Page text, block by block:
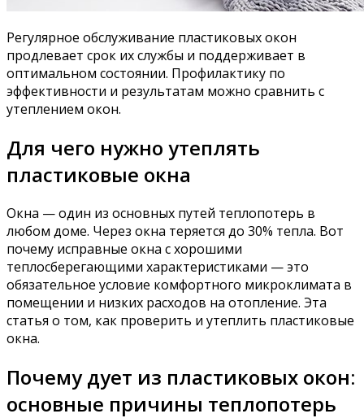
Регулярное обслуживание пластиковых окон
продлевает срок их службы и поддерживает в
оптимальном состоянии. Профилактику по
эффективности и результатам можно сравнить с
утеплением окон.
Для чего нужно утеплять
пластиковые окна
Окна — один из основных путей теплопотерь в
любом доме. Через окна теряется до 30% тепла. Вот
почему исправные окна с хорошими
теплосберегающими характеристиками — это
обязательное условие комфортного микроклимата в
помещении и низких расходов на отопление. Эта
статья о том, как проверить и утеплить пластиковые
окна.
Почему дует из пластиковых окон:
основные причины теплопотерь